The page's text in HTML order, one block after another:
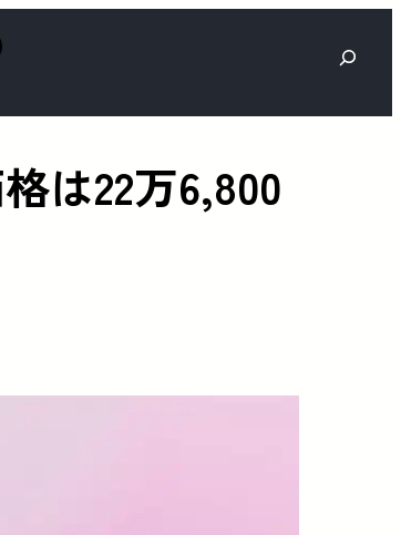
検
は22万6,800